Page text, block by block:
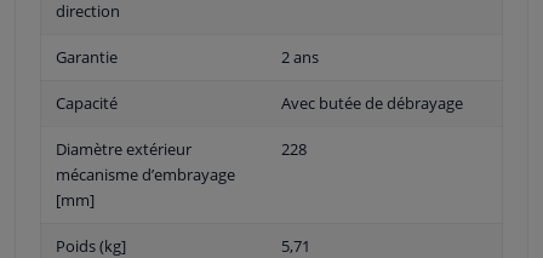
direction
Garantie 2 ans
Capacité Avec butée de débrayage
Diamètre extérieur
mécanisme d’embrayage
[mm]
228
Poids (kg] 5,71